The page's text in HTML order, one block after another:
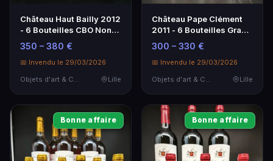
Château Haut Bailly 2012
- 6 Bouteilles CBO Non
Ouverte
350 – 380 €
📅 Invendu le 29/03/2026
Objets d'art & Curiosités
Lille
Château Pape Clément
2011 - 6 Bouteilles Grand
Cru Classé Graves
300 – 330 €
📅 Invendu le 29/03/2026
Objets d'art & Curiosités
Lille
Bonne affaire Bonne affaire